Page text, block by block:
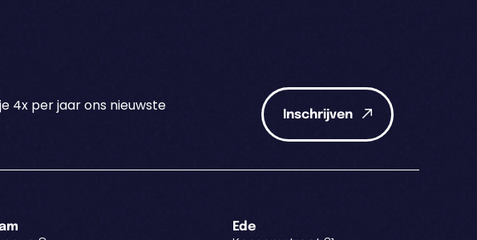
4x per jaar ons nieuwste
Inschrijven
Ede